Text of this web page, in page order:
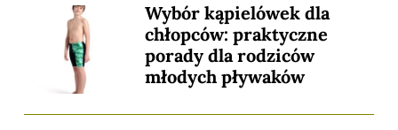
Wybór kąpielówek dla
chłopców: praktyczne
porady dla rodziców
młodych pływaków